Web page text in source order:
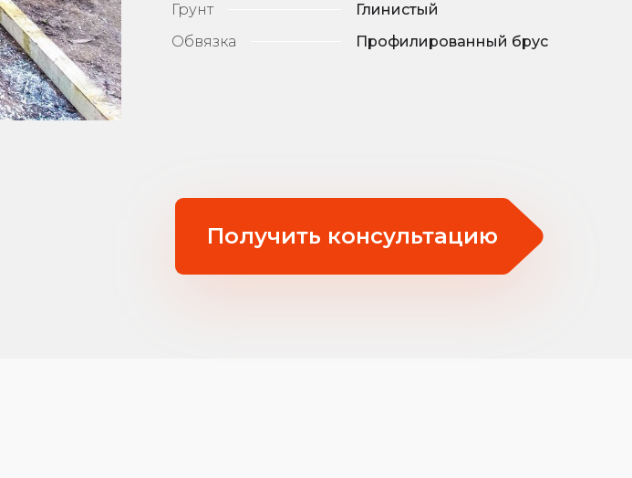
Грунт
Глинистый
Обвязка
Профилированный брус
Получить консультацию